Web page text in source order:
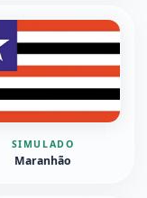
SIMULADO
Maranhão